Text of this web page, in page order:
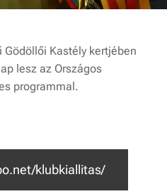
Kastély kertjében
lesz az Országos
programmal.
klubkiallitas/